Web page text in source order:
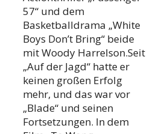
57“ und dem
Basketballdrama „White
Boys Don’t Bring“ beide
mit Woody Harrelson.Seit
„Auf der Jagd“ hatte er
keinen großen Erfolg
mehr, und das war vor
„Blade“ und seinen
Fortsetzungen. In dem